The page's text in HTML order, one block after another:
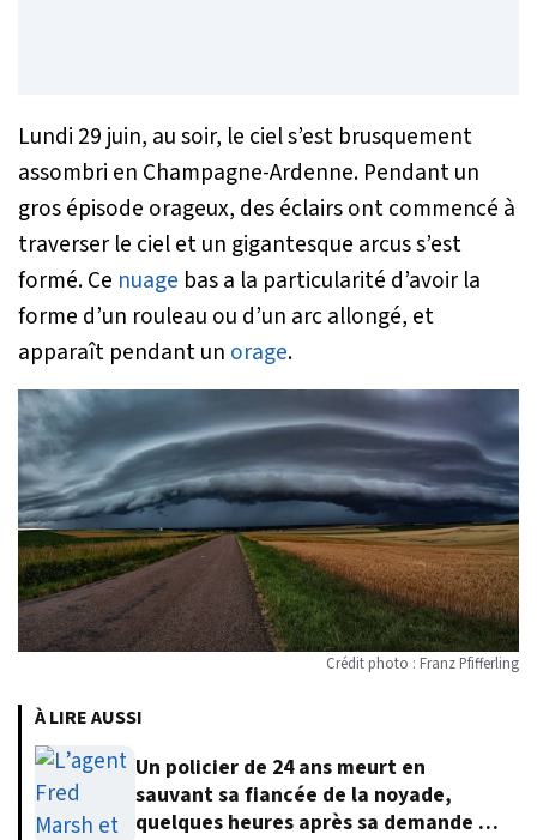
Lundi 29 juin, au soir, le ciel s’est brusquement
assombri en Champagne-Ardenne. Pendant un
gros épisode orageux, des éclairs ont commencé à
traverser le ciel et un gigantesque arcus s’est
formé. Ce nuage bas a la particularité d’avoir la
forme d’un rouleau ou d’un arc allongé, et
apparaît pendant un orage.
Crédit photo : Franz Pfifferling
À LIRE AUSSI
Un policier de 24 ans meurt en
sauvant sa fiancée de la noyade,
quelques heures après sa demande en